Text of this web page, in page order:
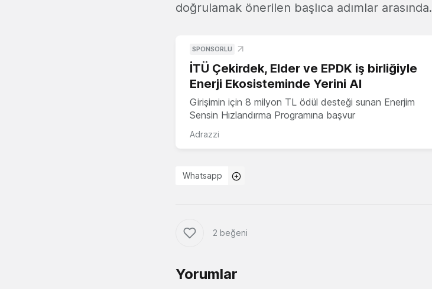
doğrulamak önerilen başlıca adımlar arasında.
SPONSORLU
İTÜ Çekirdek, Elder ve EPDK iş birliğiyle
Enerji Ekosisteminde Yerini Al
Girişimin için 8 milyon TL ödül desteği sunan Enerjim
Sensin Hızlandırma Programına başvur
Adrazzi
Whatsapp
2 beğeni
Yorumlar